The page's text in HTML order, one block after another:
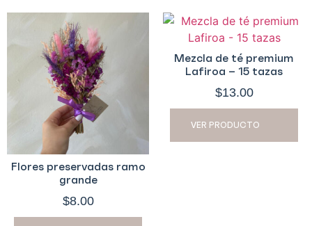
Flores preservadas ramo
grande
$8.00
Mezcla de té premium
Lafiroa – 15 tazas
$13.00
VER PRODUCTO